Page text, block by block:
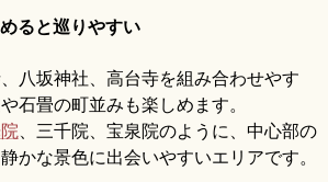
ると巡りやすい
八坂神社、高台寺を組み合わせやす
石畳の町並みも楽しめます。
、三千院、宝泉院のように、中心部の
かな景色に出会いやすいエリアです。